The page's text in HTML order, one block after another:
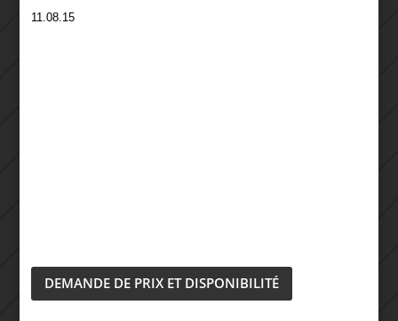
11.08.15
DEMANDE DE PRIX ET DISPONIBILITÉ